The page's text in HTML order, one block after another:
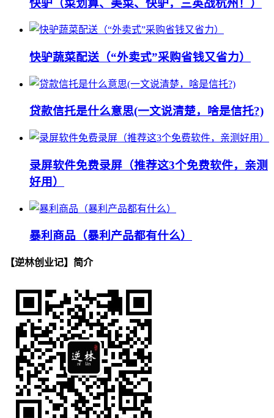
快驴（菜划算、美菜、快驴，三英战杭州！）
快驴蔬菜配送（“外卖式”采购省钱又省力）
贷款信托是什么意思(一文说清楚，啥是信托?)
录屏软件免费录屏（推荐这3个免费软件，亲测
好用）
暴利商品（暴利产品都有什么）
【逆林创业记】简介